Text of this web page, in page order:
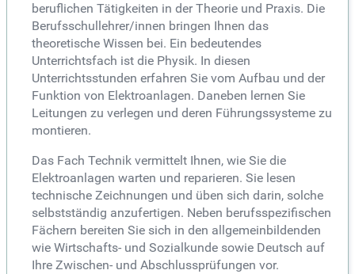
beruflichen Tätigkeiten in der Theorie und Praxis. Die
Berufsschullehrer/innen bringen Ihnen das
theoretische Wissen bei. Ein bedeutendes
Unterrichtsfach ist die Physik. In diesen
Unterrichtsstunden erfahren Sie vom Aufbau und der
Funktion von Elektroanlagen. Daneben lernen Sie
Leitungen zu verlegen und deren Führungssysteme zu
montieren.
Das Fach Technik vermittelt Ihnen, wie Sie die
Elektroanlagen warten und reparieren. Sie lesen
technische Zeichnungen und üben sich darin, solche
selbstständig anzufertigen. Neben berufsspezifischen
Fächern bereiten Sie sich in den allgemeinbildenden
wie Wirtschafts- und Sozialkunde sowie Deutsch auf
Ihre Zwischen- und Abschlussprüfungen vor.